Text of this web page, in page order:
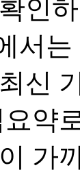
인
서
신
요약
가